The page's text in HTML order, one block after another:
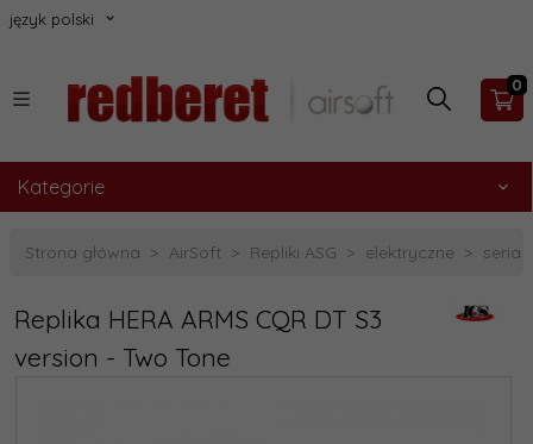
język polski
0
Kategorie
Strona główna AirSoft Repliki ASG elektryczne seria
Replika HERA ARMS CQR DT S3
version - Two Tone